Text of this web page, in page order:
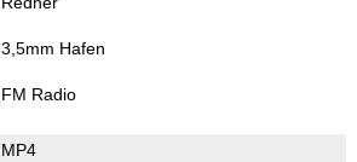
3,5mm Hafen
FM Radio
MP4